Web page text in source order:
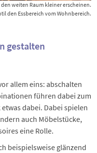
weiten Raum kleiner erscheinen.
den Essbereich vom Wohnbereich.
gestalten
allem eins: abschalten
führen dabei zum
dabei. Dabei spielen
auch Möbelstücke,
eine Rolle.
beispielsweise glänzend